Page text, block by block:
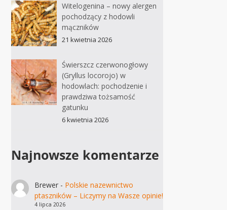
Witelogenina – nowy alergen
pochodzący z hodowli
mączników
21 kwietnia 2026
Świerszcz czerwonogłowy
(Gryllus locorojo) w
hodowlach: pochodzenie i
prawdziwa tożsamość
gatunku
6 kwietnia 2026
Najnowsze komentarze
Brewer- Polskie nazewnictwo
ptaszników – Liczymy na Wasze opinie!
4 lipca 2026